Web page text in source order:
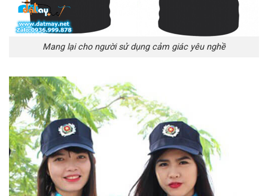
Mang lại cho người sử dụng cảm giác yêu nghề